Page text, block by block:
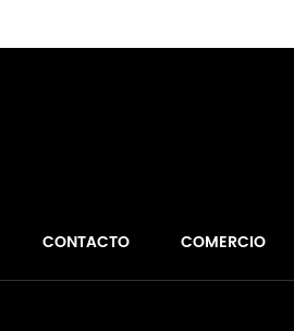
CONTACTO COMERCIO